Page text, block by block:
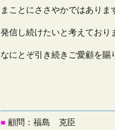
まことにささやかではあり
発信し続けたいと考えており
なにとぞ引き続きご愛顧を賜
■ 顧問：福島 克臣